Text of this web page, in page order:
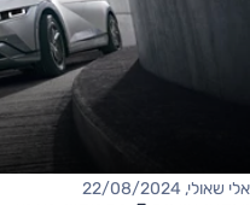
אלי שאולי, 22/08/2024